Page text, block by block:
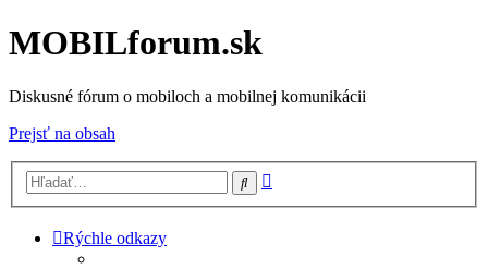
MOBILforum.sk
Diskusné fórum o mobiloch a mobilnej komunikácii
Prejsť na obsah
Hľadať
Rýchle odkazy